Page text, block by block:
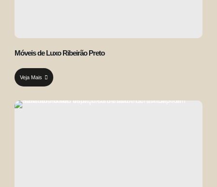
Móveis de Luxo Ribeirão Preto
Veja Mais